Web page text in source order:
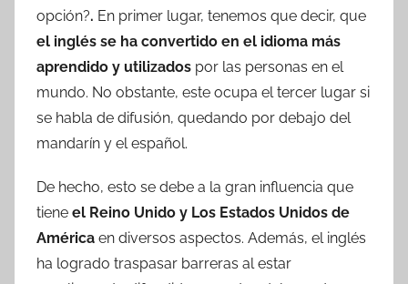
opción?. En primer lugar, tenemos que decir, que
el inglés se ha convertido en el idioma más
aprendido y utilizados por las personas en el
mundo. No obstante, este ocupa el tercer lugar si
se habla de difusión, quedando por debajo del
mandarín y el español.
De hecho, esto se debe a la gran influencia que
tiene el Reino Unido y Los Estados Unidos de
América en diversos aspectos. Además, el inglés
ha logrado traspasar barreras al estar